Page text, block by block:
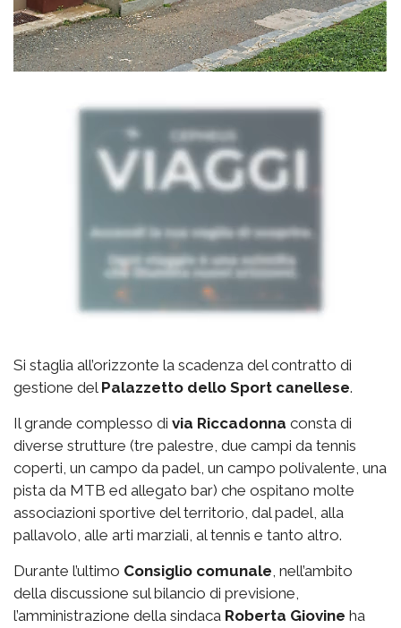
Si staglia all’orizzonte la scadenza del contratto di
gestione del Palazzetto dello Sport canellese.
Il grande complesso di via Riccadonna consta di
diverse strutture (tre palestre, due campi da tennis
coperti, un campo da padel, un campo polivalente, una
pista da MTB ed allegato bar) che ospitano molte
associazioni sportive del territorio, dal padel, alla
pallavolo, alle arti marziali, al tennis e tanto altro.
Durante l’ultimo Consiglio comunale, nell’ambito
della discussione sul bilancio di previsione,
l’amministrazione della sindaca Roberta Giovine ha